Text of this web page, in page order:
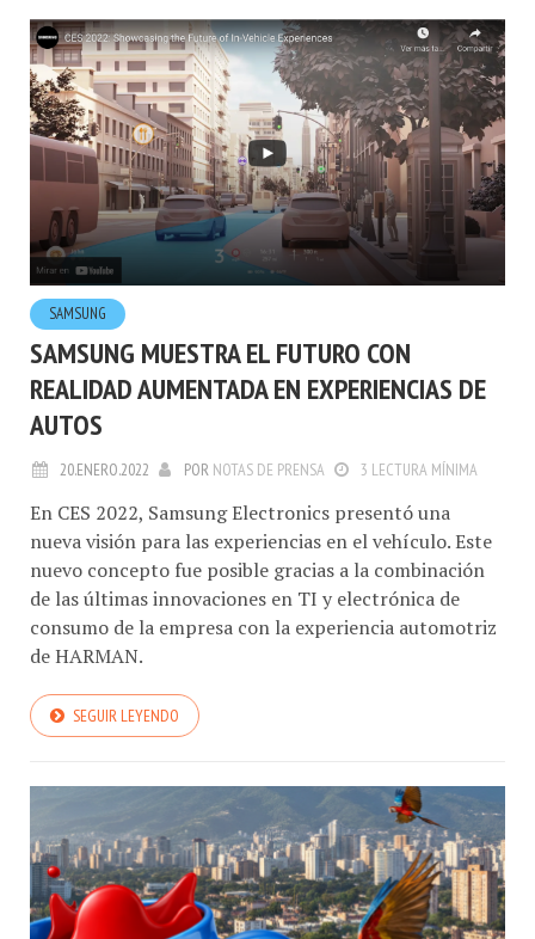
SAMSUNG
SAMSUNG MUESTRA EL FUTURO CON
REALIDAD AUMENTADA EN EXPERIENCIAS DE
AUTOS
20.ENERO.2022
En CES 2022, Samsung Electronics presentó una
nueva visión para las experiencias en el vehículo. Este
nuevo concepto fue posible gracias a la combinación
de las últimas innovaciones en TI y electrónica de
consumo de la empresa con la experiencia automotriz
de HARMAN.